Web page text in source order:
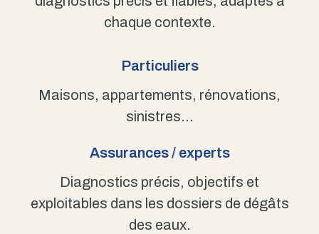
chaque contexte.
Particuliers
Maisons, appartements, rénovations,
sinistres…
Assurances / experts
Diagnostics précis, objectifs et
exploitables dans les dossiers de dégâts
des eaux.